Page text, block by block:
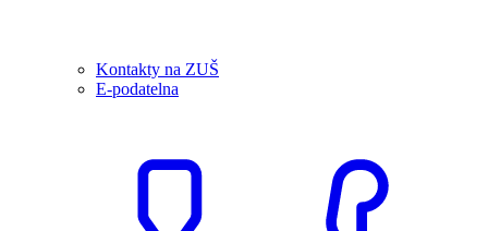
Kontakty na ZUŠ
E-podatelna